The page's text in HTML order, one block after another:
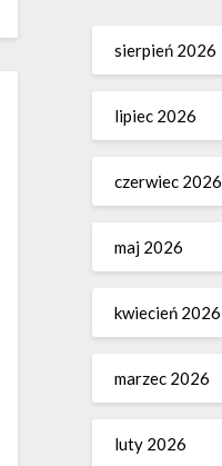
sierpień 2026
lipiec 2026
czerwiec 2026
maj 2026
kwiecień 2026
marzec 2026
luty 2026